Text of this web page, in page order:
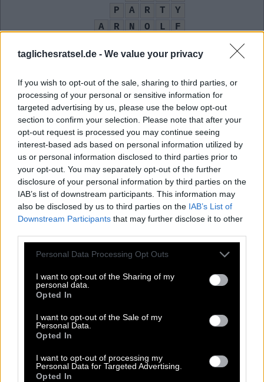
taglichesratsel.de - We value your privacy
If you wish to opt-out of the sale, sharing to third parties, or
processing of your personal or sensitive information for
targeted advertising by us, please use the below opt-out
section to confirm your selection. Please note that after your
opt-out request is processed you may continue seeing
interest-based ads based on personal information utilized by
us or personal information disclosed to third parties prior to
your opt-out. You may separately opt-out of the further
disclosure of your personal information by third parties on the
IAB’s list of downstream participants. This information may
also be disclosed by us to third parties on the IAB’s List of
Downstream Participants that may further disclose it to other
Personal Data Processing Opt Outs
I want to opt-out of the Sharing of my
personal data.
Opted In
I want to opt-out of the Sale of my
Personal Data.
Opted In
I want to opt-out of processing my
Personal Data for Targeted Advertising.
Opted In
P
A R T
Y
A
R N O L
F
A
L A S
S
L
E T O
Was sich __, das neckt sich :
L
I E B
T
Römischer Kaiser von 896–899: __ von Kärnten:
A
R N O L
F
Ugs. wie Brudi, nur englischer :
B
R
O
Kinderserie mit Hunden, __ Patrol :
A
W
E T
O
Spitzname für den Schauspieler Schwarzenegger: